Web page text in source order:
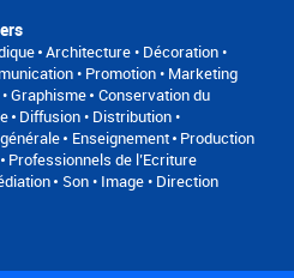
Architecture • Décoration •
• Promotion • Marketing
Graphisme Conservation du
Diffusion • Distribution •
Enseignement Production
Professionnels de l’Ecriture
Son • Image • Direction